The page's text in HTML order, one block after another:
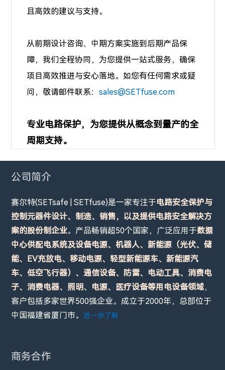
且高效的建议与支持。
从前期设计咨询、中期方案实施到后期产品保
障，我们全程协同，为您提供一站式服务，确保
项目高效推进与安心落地。如您有任何需求或疑
问，敬请邮件联系：sales@SETfuse.com
专业电路保护，为您提供从概念到量产的全
周期支持。
公司简介
赛尔特(SETsafe | SETfuse)是一家专注于电路安全保护与
控制元器件设计、制造、销售，以及提供电路安全解决方
案的股份制企业。产品畅销超50个国家，广泛应用于数据
中心供配电系统及设备电源、机器人、新能源（光伏、储
能、EV充放电、移动电源、轻型新能源车、新能源汽
车、低空飞行器）、通信设备、防雷、电动工具、消费电
子、消费电器、照明、电源、医疗设备等用电设备领域，
客户包括多家世界500强企业。成立于2000年，总部位于
中国福建省厦门市。进一步了解
商务合作